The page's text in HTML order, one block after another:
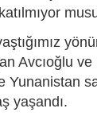
Avcıoğlu
Yunanistan
yaşandı.